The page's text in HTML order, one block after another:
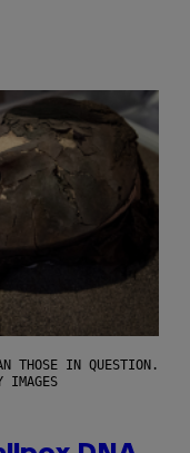
THOSE IN QUESTION.
IMAGES